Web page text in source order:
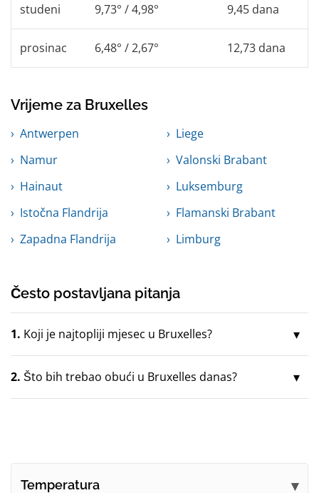
studeni 9,73° / 4,98° 9,45 dana
prosinac 6,48° / 2,67° 12,73 dana
Vrijeme za Bruxelles
Antwerpen
Liege
Namur
Valonski Brabant
Hainaut
Luksemburg
Istočna Flandrija
Flamanski Brabant
Zapadna Flandrija
Limburg
Često postavljana pitanja
1. Koji je najtopliji mjesec u Bruxelles?
2. Što bih trebao obući u Bruxelles danas?
Temperatura